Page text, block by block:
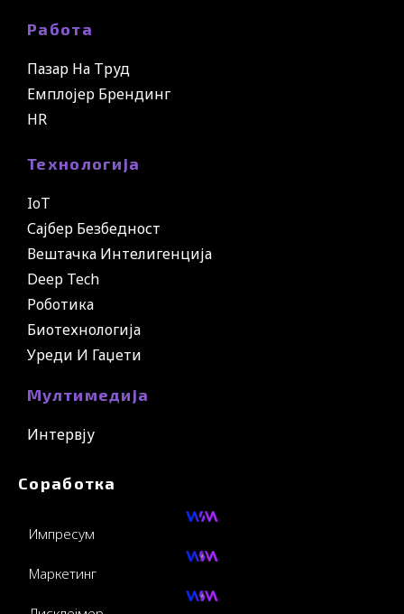
Работа
Пазар На Труд
Емплојер Брендинг
HR
Технологија
IoT
Сајбер Безбедност
Вештачка Интелигенција
Deep Tech
Роботика
Биотехнологија
Уреди И Гаџети
Мултимедија
Интервју
Соработка
Импресум
Маркетинг